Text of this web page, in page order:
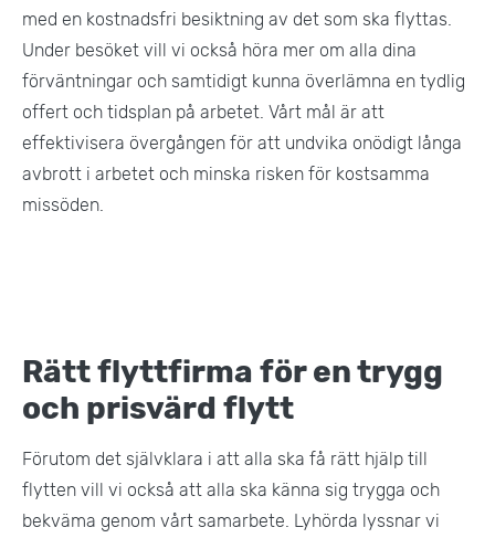
med en kostnadsfri besiktning av det som ska flyttas.
Under besöket vill vi också höra mer om alla dina
förväntningar och samtidigt kunna överlämna en tydlig
offert och tidsplan på arbetet. Vårt mål är att
effektivisera övergången för att undvika onödigt långa
avbrott i arbetet och minska risken för kostsamma
missöden.
Rätt flyttfirma för en trygg
och prisvärd flytt
Förutom det självklara i att alla ska få rätt hjälp till
flytten vill vi också att alla ska känna sig trygga och
bekväma genom vårt samarbete. Lyhörda lyssnar vi